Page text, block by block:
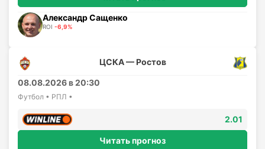
Александр Сащенко
ROI -6,9%
ЦСКА — Ростов
08.08.2026 в 20:30
Футбол • РПЛ •
2.01
Читать прогноз